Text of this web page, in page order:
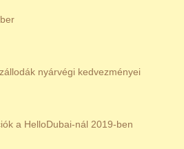
nyárvégi kedvezményei
a HelloDubai-nál 2019-ben